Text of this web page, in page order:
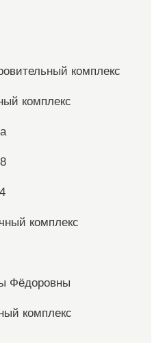
комплекс
комплекс
комплекс
Фёдоровны
комплекс